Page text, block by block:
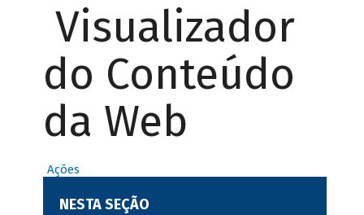
Visualizador
do Conteúdo
da Web
Ações
NESTA SEÇÃO